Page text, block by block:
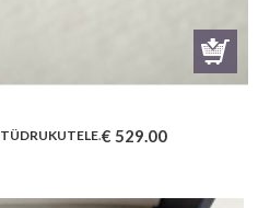
TÜDRUKUTELE.€ 529.00